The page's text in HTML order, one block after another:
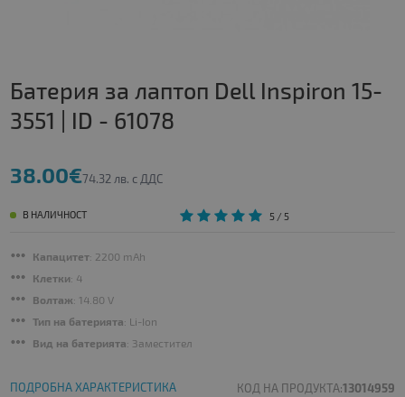
Батерия за лаптоп Dell Inspiron 15-
3551 | ID - 61078
38.00€74.32 лв. с ДДС
В НАЛИЧНОСТ 5/ 5
Капацитет: 2200 mAh
Клетки: 4
Волтаж: 14.80 V
Тип на батерията: Li-Ion
Вид на батерията: Заместител
ПОДРОБНА ХАРАКТЕРИСТИКА КОД НА ПРОДУКТА:13014959